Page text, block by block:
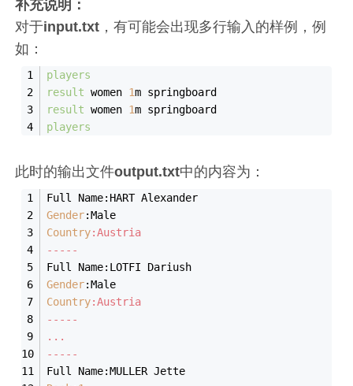
补充说明：
对于input.txt ，有可能会出现多行输入的样例，例
如：
players
result women 1m springboard
result women 1m springboard
players
此时的输出文件output.txt中的内容为：
Full Name:HART Alexander
Gender:Male
Country:Austria
-----
Full Name:LOTFI Dariush
Gender:Male
Country:Austria
-----
...
-----
Full Name:MULLER Jette